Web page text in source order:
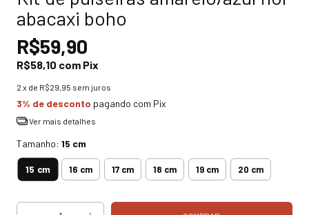
abacaxi boho
R$59,90
R$58,10 com Pix
2 x de R$29,95 sem juros
3% de desconto pagando com Pix
Ver mais detalhes
Tamanho: 15 cm
15 cm 16 cm 17 cm 18 cm 19 cm 20 cm